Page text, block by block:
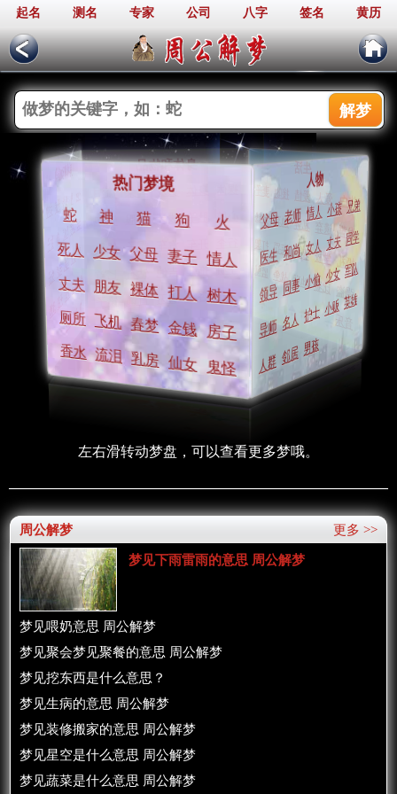
起名 测名 专家 公司 八字 签名 黄历
周公解梦
热门梦境
蛇 神 猫 狗 火
死人 少女 父母 妻子 情人
丈夫 朋友 裸体 打人 树木
厕所 飞机 春梦 金钱 房子
香水 流泪 乳房 仙女 鬼怪
人物
父母 老师 情人 小孩 兄弟
医生 和尚 女人 丈夫 同学
领导 同事 小偷 少女 军队
导师 名人 护士 小贩 英雄
人群 邻居 男孩
告白
爱人
接吻
发誓
私奔
抛弃
金钱
婚礼
学校
表扬
惩罚
强盗
比赛
地狱
战争
监狱
音乐
身体和物品
头发
耳朵
心脏
肚子
拔牙
衣服
钱包
汽车
帽子
钥匙
手机
拖鞋
匕首
飞机
香水
剪刀
首饰
鬼神和动植物
鬼怪
幽灵
狗
猫
老鼠
乌龟
树木
猴子
青蛙
草
鸭子
狮子
左右滑转动梦盘，可以查看更多梦哦。
更多 >>
周公解梦
梦见下雨雷雨的意思 周公解梦
梦见喂奶意思 周公解梦
梦见聚会梦见聚餐的意思 周公解梦
梦见挖东西是什么意思？
梦见生病的意思 周公解梦
梦见装修搬家的意思 周公解梦
梦见星空是什么意思 周公解梦
梦见蔬菜是什么意思 周公解梦